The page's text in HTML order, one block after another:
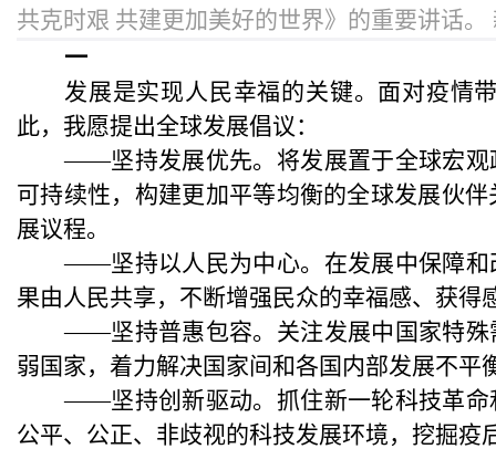
共克时艰 共建更加美好的世界》的重要讲话。
一
发展是实现人民幸福的关键。面对疫情
此，我愿提出全球发展倡议：
——坚持发展优先。将发展置于全球宏观
可持续性，构建更加平等均衡的全球发展伙
展议程。
——坚持以人民为中心。在发展中保障和
果由人民共享，不断增强民众的幸福感、获得
——坚持普惠包容。关注发展中国家特殊
弱国家，着力解决国家间和各国内部发展不平
——坚持创新驱动。抓住新一轮科技革命
公平、公正、非歧视的科技发展环境，挖掘